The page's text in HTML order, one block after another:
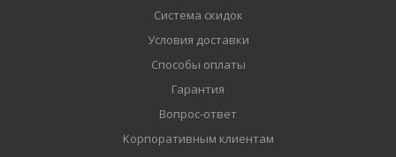
Система скидок
Условия доставки
Способы оплаты
Гарантия
Вопрос-ответ
Корпоративным клиентам